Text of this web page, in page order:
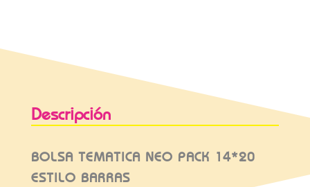
Descripción
BOLSA TEMATICA NEO PACK 14*20
ESTILO BARRAS